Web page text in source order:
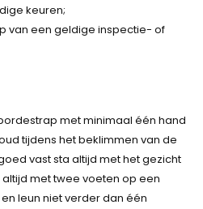
keuren;
van een geldige inspectie- of
met minimaal één hand
tijdens het beklimmen van de
vast sta altijd met het gezicht
met twee voeten op een
leun niet verder dan één